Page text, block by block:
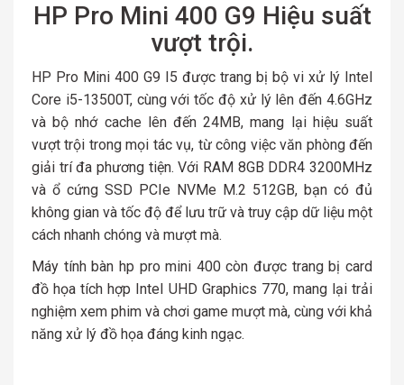
HP Pro Mini 400 G9 Hiệu suất
vượt trội.
HP Pro Mini 400 G9 I5 được trang bị bộ vi xử lý Intel
Core i5-13500T, cùng với tốc độ xử lý lên đến 4.6GHz
và bộ nhớ cache lên đến 24MB, mang lại hiệu suất
vượt trội trong mọi tác vụ, từ công việc văn phòng đến
giải trí đa phương tiện. Với RAM 8GB DDR4 3200MHz
và ổ cứng SSD PCIe NVMe M.2 512GB, bạn có đủ
không gian và tốc độ để lưu trữ và truy cập dữ liệu một
cách nhanh chóng và mượt mà.
Máy tính bàn hp pro mini 400 còn được trang bị card
đồ họa tích hợp Intel UHD Graphics 770, mang lại trải
nghiệm xem phim và chơi game mượt mà, cùng với khả
năng xử lý đồ họa đáng kinh ngạc.